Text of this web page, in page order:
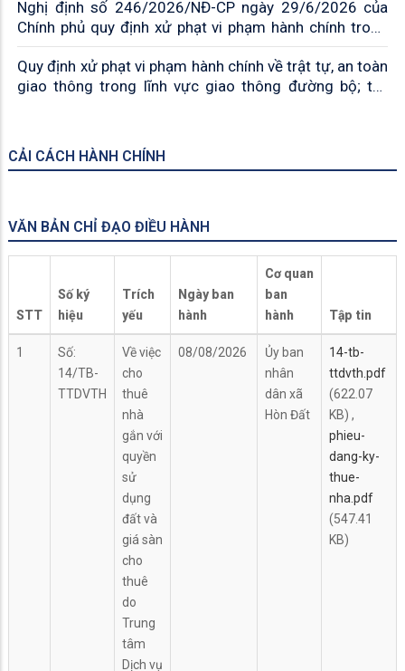
Nghị định số 246/2026/NĐ-CP ngày 29/6/2026 của
Chính phủ quy định xử phạt vi phạm hành chính trong
lĩnh vực thủy sản có hiệu lực từ ngày 18/8/2026 (05
điểm mới về mức phạt)
Quy định xử phạt vi phạm hành chính về trật tự, an toàn
giao thông trong lĩnh vực giao thông đường bộ; trừ
CẢI CÁCH HÀNH CHÍNH
VĂN BẢN CHỈ ĐẠO ĐIỀU HÀNH
STT
Số ký
hiệu
Trích
yếu
Ngày ban
hành
Cơ quan
ban
hành
Tập tin
1
Số:
14/TB-
TTDVTH
Về việc
cho
thuê
nhà
gắn với
quyền
sử
dụng
đất và
giá sàn
cho
thuê
do
Trung
tâm
Dịch vụ
08/08/2026
Ủy ban
nhân
dân xã
Hòn Đất
14-tb-
ttdvth.pdf
(622.07
KB) ,
phieu-
dang-ky-
thue-
nha.pdf
(547.41
KB)